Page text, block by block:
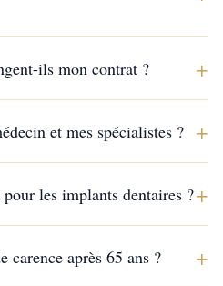
ils mon contrat ? +
et mes spécialistes ? +
les implants dentaires ?+
après 65 ans ? +